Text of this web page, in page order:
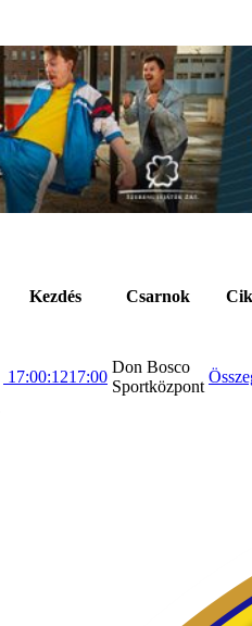
Kezdés Csarnok
17:00:1217:00
Don Bosco
Sportközpont